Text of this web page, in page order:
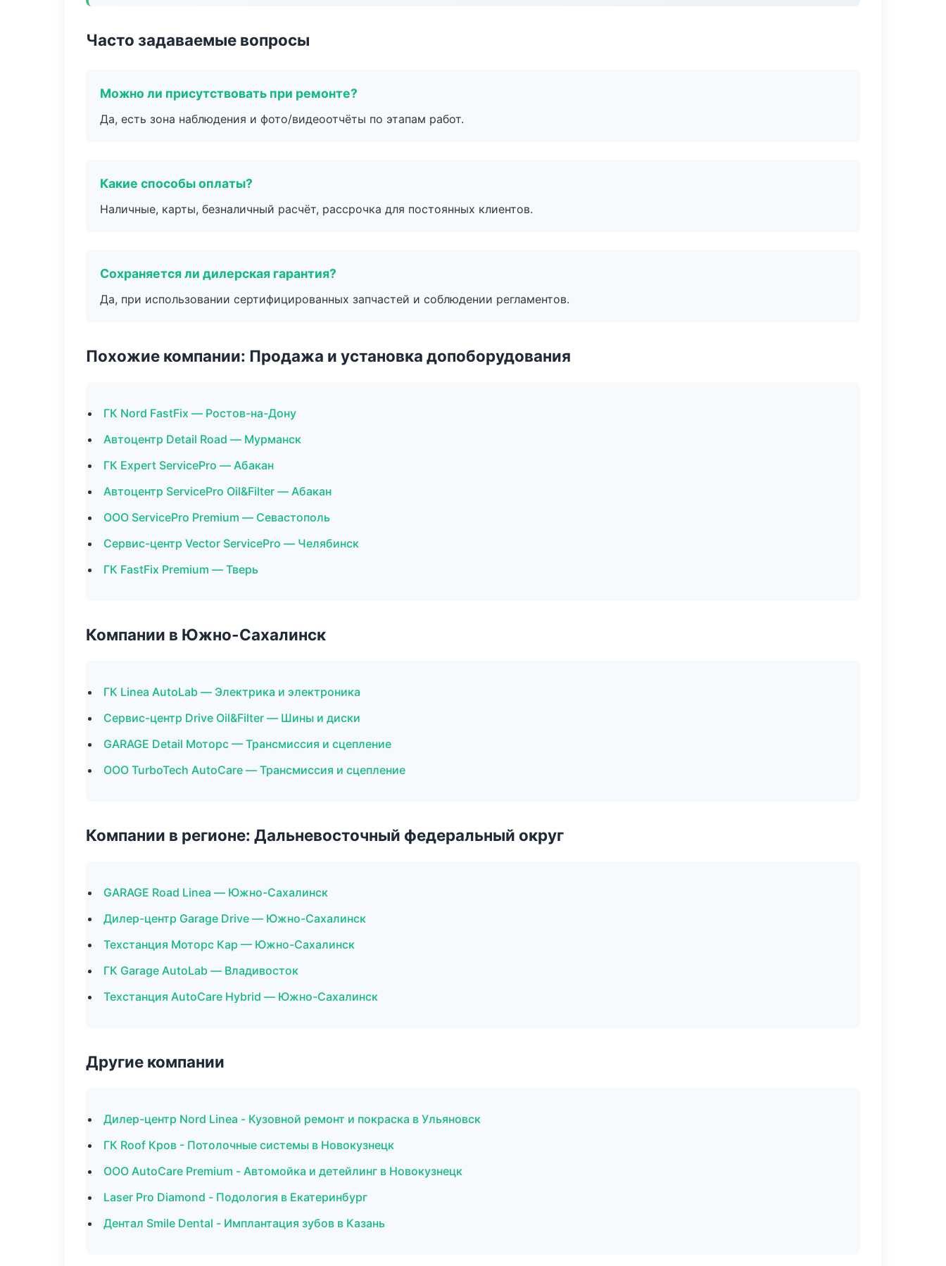
Часто задаваемые вопросы
Можно ли присутствовать при ремонте?
Да, есть зона наблюдения и фото/видеоотчёты по этапам работ.
Какие способы оплаты?
Наличные, карты, безналичный расчёт, рассрочка для постоянных клиентов.
Сохраняется ли дилерская гарантия?
Да, при использовании сертифицированных запчастей и соблюдении регламентов.
Похожие компании: Продажа и установка допоборудования
ГК Nord FastFix — Ростов-на-Дону
Автоцентр Detail Road — Мурманск
ГК Expert ServicePro — Абакан
Автоцентр ServicePro Oil&Filter — Абакан
ООО ServicePro Premium — Севастополь
Сервис-центр Vector ServicePro — Челябинск
ГК FastFix Premium — Тверь
Компании в Южно-Сахалинск
ГК Linea AutoLab — Электрика и электроника
Сервис-центр Drive Oil&Filter — Шины и диски
GARAGE Detail Моторс — Трансмиссия и сцепление
ООО TurboTech AutoCare — Трансмиссия и сцепление
Компании в регионе: Дальневосточный федеральный округ
GARAGE Road Linea — Южно-Сахалинск
Дилер-центр Garage Drive — Южно-Сахалинск
Техстанция Моторс Кар — Южно-Сахалинск
ГК Garage AutoLab — Владивосток
Техстанция AutoCare Hybrid — Южно-Сахалинск
Другие компании
Дилер-центр Nord Linea - Кузовной ремонт и покраска в Ульяновск
ГК Roof Кров - Потолочные системы в Новокузнецк
ООО AutoCare Premium - Автомойка и детейлинг в Новокузнецк
Laser Pro Diamond - Подология в Екатеринбург
Дентал Smile Dental - Имплантация зубов в Казань